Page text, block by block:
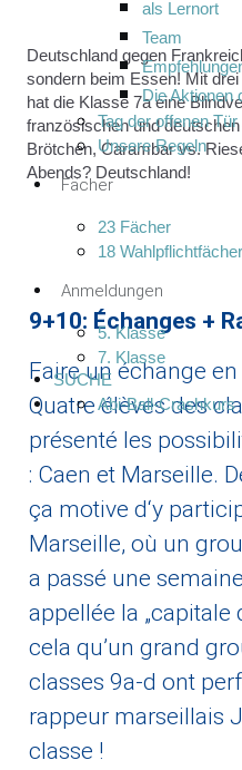
als Lernort
Team
Die Aktionen
Tag der offenen Tür
Unsere Regeln
Fächer
23 Fächer
18 Wahlpflichtfächer
Anmeldungen
5. Klasse
7. Klasse
SUCHE
Abi-Ball-Crashkurs
Deutschland gegen
sondern beim Essen! Mit
hat die Klasse 7a eine
französischen und
Brötchen, Carambar vs.
Abends? Deutschland!
9+10: Échanges +
Faire un échange
Quatre élèves des
présenté les
: Caen et Marseille.
ça motive d‘y
Marseille, où un
a passé une
appellée la „capitale
cela qu’un grand
classes 9a-d ont
rappeur marseillais
classe !